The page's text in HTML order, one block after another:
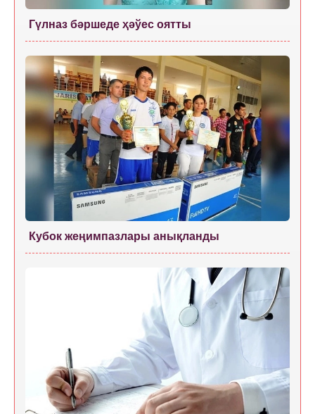
Гүлназ бәршеде ҳәўес оятты
Кубок жеңимпазлары анықланды